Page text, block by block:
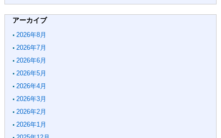
アーカイブ
2026年8月
2026年7月
2026年6月
2026年5月
2026年4月
2026年3月
2026年2月
2026年1月